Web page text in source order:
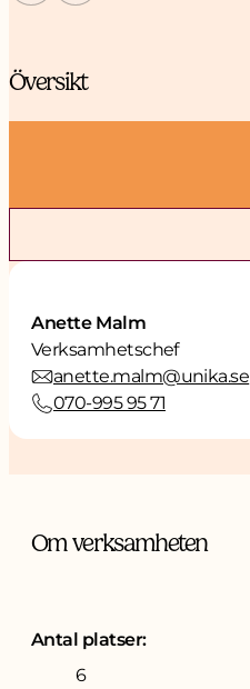
Översikt
Anette Malm
Verksamhetschef
anette.malm@unika.se
070-995 95 71
Om verksamheten
Antal platser:
6